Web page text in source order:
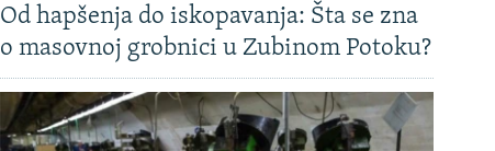
Od hapšenja do iskopavanja: Šta se zna
o masovnoj grobnici u Zubinom Potoku?